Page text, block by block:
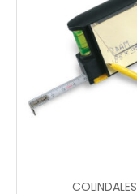
COLINDALES